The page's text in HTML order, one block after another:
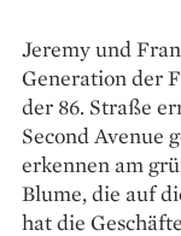
Jeremy und
Generation der
der 86. Straße
Second Avenue
erkennen am
Blume, die auf
hat die